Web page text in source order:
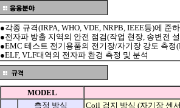
●각종 규격(IRPA, WHO, VDE, NRPB, IEEE등)에 준
●전자파 방출 지역의 안전 점검(작업 현장, 송변전
●EMC 테스트 전기용품의 전기장/자기장 강도 측정
●ELF, VLF대역의 전자파 환경 측정 및 분석
MODEL
측정 방식
Coil 검지 방식 (자기장 센